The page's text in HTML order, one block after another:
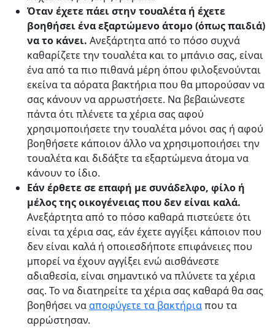
Όταν έχετε πάει στην τουαλέτα ή έχετε
βοηθήσει ένα εξαρτώμενο άτομο (όπως παιδιά)
να το κάνει. Ανεξάρτητα από το πόσο συχνά
καθαρίζετε την τουαλέτα και το μπάνιο σας, είναι
ένα από τα πιο πιθανά μέρη όπου φιλοξενούνται
εκείνα τα αόρατα βακτήρια που θα μπορούσαν να
σας κάνουν να αρρωστήσετε. Να βεβαιώνεστε
πάντα ότι πλένετε τα χέρια σας αφού
χρησιμοποιήσετε την τουαλέτα μόνοι σας ή αφού
βοηθήσετε κάποιον άλλο να χρησιμοποιήσει την
τουαλέτα και διδάξτε τα εξαρτώμενα άτομα να
κάνουν το ίδιο.
Εάν έρθετε σε επαφή με συνάδελφο, φίλο ή
μέλος της οικογένειας που δεν είναι καλά.
Ανεξάρτητα από το πόσο καθαρά πιστεύετε ότι
είναι τα χέρια σας, εάν έχετε αγγίξει κάποιον που
δεν είναι καλά ή οποιεσδήποτε επιφάνειες που
μπορεί να έχουν αγγίξει ενώ αισθάνεστε
αδιαθεσία, είναι σημαντικό να πλύνετε τα χέρια
σας. Το να διατηρείτε τα χέρια σας καθαρά θα σας
βοηθήσει νααποφύγετε τα βακτήριαπου τα
αρρώστησαν.